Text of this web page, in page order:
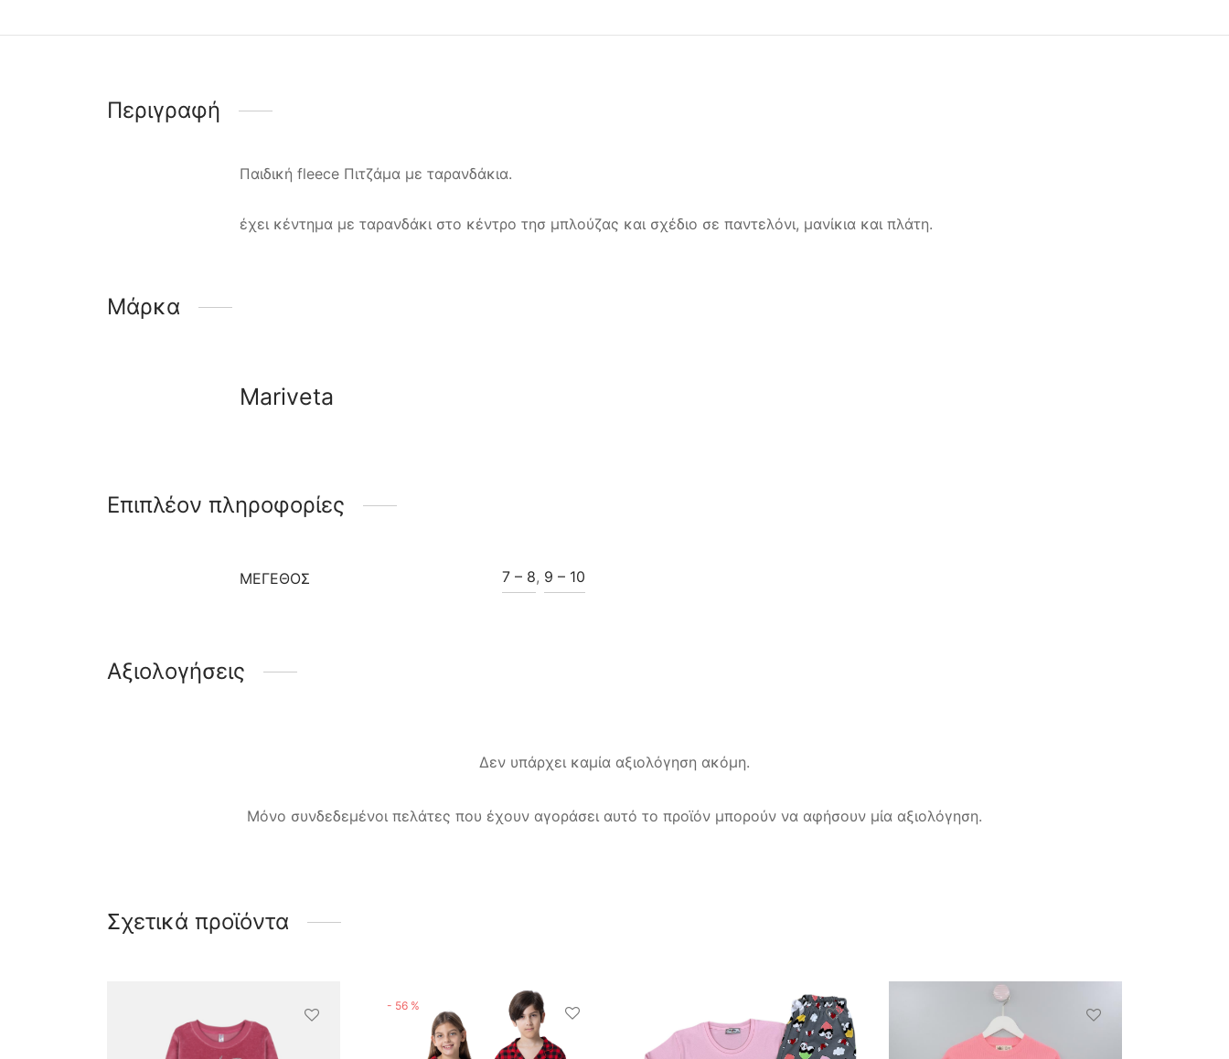
Περιγραφή
Παιδική fleece Πιτζάμα με ταρανδάκια.
έχει κέντημα με ταρανδάκι στο κέντρο τησ μπλούζας και σχέδιο σε παντελόνι, μανίκια και πλάτη.
Μάρκα
Mariveta
Επιπλέον πληροφορίες
ΜΈΓΕΘΟΣ 7 – 8, 9 – 10
Αξιολογήσεις
Δεν υπάρχει καμία αξιολόγηση ακόμη.
Μόνο συνδεδεμένοι πελάτες που έχουν αγοράσει αυτό το προϊόν μπορούν να αφήσουν μία αξιολόγηση.
Σχετικά προϊόντα
- 56 %